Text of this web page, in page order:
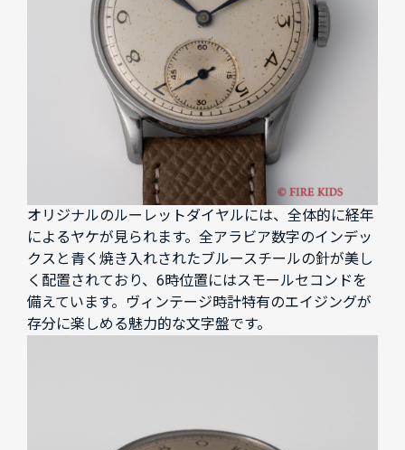
オリジナルのルーレットダイヤルには、全体的に経年
によるヤケが見られます。全アラビア数字のインデッ
クスと青く焼き入れされたブルースチールの針が美し
く配置されており、6時位置にはスモールセコンドを
備えています。ヴィンテージ時計特有のエイジングが
存分に楽しめる魅力的な文字盤です。